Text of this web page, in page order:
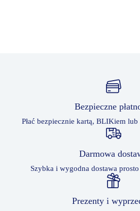
Bezpieczne
Płać bezpiecznie kartą, BLIKiem
Darmowa
Szybka i wygodna dostawa
Prezenty i